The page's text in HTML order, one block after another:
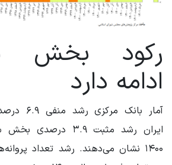
رکود بخش
ادامه دارد
آمار
ایران رشد مثبت ۳.۹
۱۴۰۰ نشان می‌دهند. رشد تعداد